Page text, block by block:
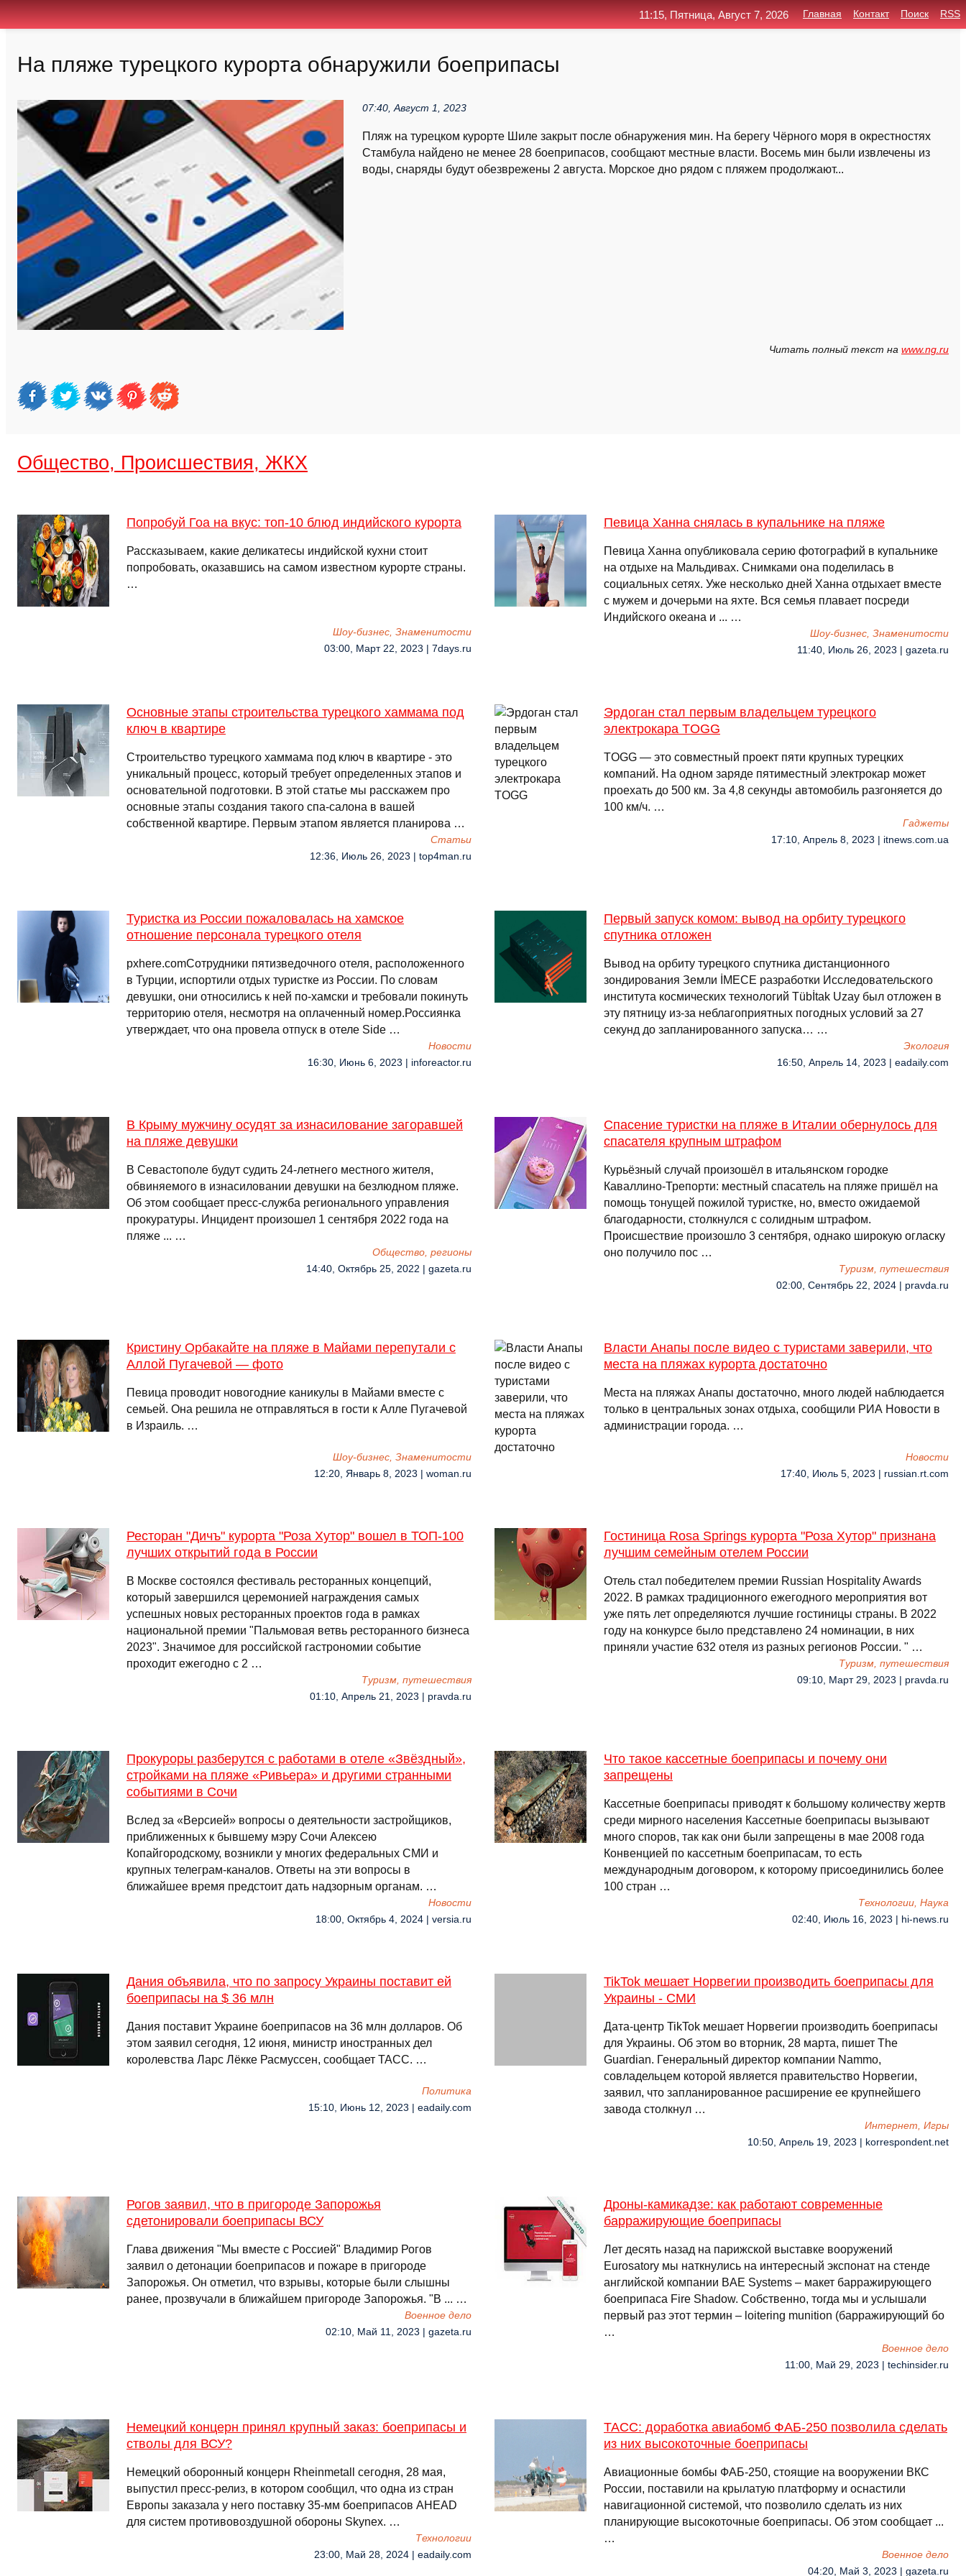
На пляже турецкого курорта обнаружили боеприпасы
07:40, Август 1, 2023
Пляж на турецком курорте Шиле закрыт после обнаружения мин. На берегу Чёрного моря в окрестностях
Стамбула найдено не менее 28 боеприпасов, сообщают местные власти. Восемь мин были извлечены из
воды, снаряды будут обезврежены 2 августа. Морское дно рядом с пляжем продолжают...
Читать полный текст на www.ng.ru
Общество, Происшествия, ЖКХ
Попробуй Гоа на вкус: топ-10 блюд индийского курорта
Рассказываем, какие деликатесы индийской кухни стоит
попробовать, оказавшись на самом известном курорте страны.
…
Шоу-бизнес, Знаменитости
03:00, Март 22, 2023 | 7days.ru
Певица Ханна снялась в купальнике на пляже
Певица Ханна опубликовала серию фотографий в купальнике
на отдыхе на Мальдивах. Снимками она поделилась в
социальных сетях. Уже несколько дней Ханна отдыхает вместе
с мужем и дочерьми на яхте. Вся семья плавает посреди
Индийского океана и ... …
Шоу-бизнес, Знаменитости
11:40, Июль 26, 2023 | gazeta.ru
Основные этапы строительства турецкого хаммама под
ключ в квартире
Строительство турецкого хаммама под ключ в квартире - это
уникальный процесс, который требует определенных этапов и
основательной подготовки. В этой статье мы расскажем про
основные этапы создания такого спа-салона в вашей
собственной квартире. Первым этапом является планирова …
Cтатьи
12:36, Июль 26, 2023 | top4man.ru
Эрдоган стал первым владельцем турецкого
электрокара TOGG
TOGG — это совместный проект пяти крупных турецких
компаний. На одном заряде пятиместный электрокар может
проехать до 500 км. За 4,8 секунды автомобиль разгоняется до
100 км/ч. …
Гаджеты
17:10, Апрель 8, 2023 | itnews.com.ua
Туристка из России пожаловалась на хамское
отношение персонала турецкого отеля
pxhere.comСотрудники пятизведочного отеля, расположенного
в Турции, испортили отдых туристке из России. По словам
девушки, они относились к ней по-хамски и требовали покинуть
территорию отеля, несмотря на оплаченный номер.Россиянка
утверждает, что она провела отпуск в отеле Side …
Новости
16:30, Июнь 6, 2023 | inforeactor.ru
Первый запуск комом: вывод на орбиту турецкого
спутника отложен
Вывод на орбиту турецкого спутника дистанционного
зондирования Земли İMECE разработки Исследовательского
института космических технологий Tübİtak Uzay был отложен в
эту пятницу из-за неблагоприятных погодных условий за 27
секунд до запланированного запуска… …
Экология
16:50, Апрель 14, 2023 | eadaily.com
В Крыму мужчину осудят за изнасилование загоравшей
на пляже девушки
В Севастополе будут судить 24-летнего местного жителя,
обвиняемого в изнасиловании девушки на безлюдном пляже.
Об этом сообщает пресс-служба регионального управления
прокуратуры. Инцидент произошел 1 сентября 2022 года на
пляже ... …
Общество, регионы
14:40, Октябрь 25, 2022 | gazeta.ru
Спасение туристки на пляже в Италии обернулось для
спасателя крупным штрафом
Курьёзный случай произошёл в итальянском городке
Каваллино-Трепорти: местный спасатель на пляже пришёл на
помощь тонущей пожилой туристке, но, вместо ожидаемой
благодарности, столкнулся с солидным штрафом.
Происшествие произошло 3 сентября, однако широкую огласку
оно получило пос …
Туризм, путешествия
02:00, Сентябрь 22, 2024 | pravda.ru
Кристину Орбакайте на пляже в Майами перепутали с
Аллой Пугачевой — фото
Певица проводит новогодние каникулы в Майами вместе с
семьей. Она решила не отправляться в гости к Алле Пугачевой
в Израиль. …
Шоу-бизнес, Знаменитости
12:20, Январь 8, 2023 | woman.ru
Власти Анапы после видео с туристами заверили, что
места на пляжах курорта достаточно
Места на пляжах Анапы достаточно, много людей наблюдается
только в центральных зонах отдыха, сообщили РИА Новости в
администрации города. …
Новости
17:40, Июль 5, 2023 | russian.rt.com
Ресторан "Дичъ" курорта "Роза Хутор" вошел в ТОП-100
лучших открытий года в России
В Москве состоялся фестиваль ресторанных концепций,
который завершился церемонией награждения самых
успешных новых ресторанных проектов года в рамках
национальной премии "Пальмовая ветвь ресторанного бизнеса
2023". Значимое для российской гастрономии событие
проходит ежегодно с 2 …
Туризм, путешествия
01:10, Апрель 21, 2023 | pravda.ru
Гостиница Rosa Springs курорта "Роза Хутор" признана
лучшим семейным отелем России
Отель стал победителем премии Russian Hospitality Awards
2022. В рамках традиционного ежегодного мероприятия вот
уже пять лет определяются лучшие гостиницы страны. В 2022
году на конкурсе было представлено 24 номинации, в них
приняли участие 632 отеля из разных регионов России. " …
Туризм, путешествия
09:10, Март 29, 2023 | pravda.ru
Прокуроры разберутся с работами в отеле «Звёздный»,
стройками на пляже «Ривьера» и другими странными
событиями в Сочи
Вслед за «Версией» вопросы о деятельности застройщиков,
приближенных к бывшему мэру Сочи Алексею
Копайгородскому, возникли у многих федеральных СМИ и
крупных телеграм-каналов. Ответы на эти вопросы в
ближайшее время предстоит дать надзорным органам. …
Новости
18:00, Октябрь 4, 2024 | versia.ru
Что такое кассетные боеприпасы и почему они
запрещены
Кассетные боеприпасы приводят к большому количеству жертв
среди мирного населения Кассетные боеприпасы вызывают
много споров, так как они были запрещены в мае 2008 года
Конвенцией по кассетным боеприпасам, то есть
международным договором, к которому присоединились более
100 стран …
Технологии, Наука
02:40, Июль 16, 2023 | hi-news.ru
Дания объявила, что по запросу Украины поставит ей
боеприпасы на $ 36 млн
Дания поставит Украине боеприпасов на 36 млн долларов. Об
этом заявил сегодня, 12 июня, министр иностранных дел
королевства Ларс Лёкке Расмуссен, сообщает ТАСС. …
Политика
15:10, Июнь 12, 2023 | eadaily.com
TikTok мешает Норвегии производить боеприпасы для
Украины - СМИ
Дата-центр TikTok мешает Норвегии производить боеприпасы
для Украины. Об этом во вторник, 28 марта, пишет The
Guardian. Генеральный директор компании Nammo,
совладельцем которой является правительство Норвегии,
заявил, что запланированное расширение ее крупнейшего
завода столкнул …
Интернет, Игры
10:50, Апрель 19, 2023 | korrespondent.net
Рогов заявил, что в пригороде Запорожья
сдетонировали боеприпасы ВСУ
Глава движения "Мы вместе с Россией" Владимир Рогов
заявил о детонации боеприпасов и пожаре в пригороде
Запорожья. Он отметил, что взрывы, которые были слышны
ранее, прозвучали в ближайшем пригороде Запорожья. "В ... …
Военное дело
02:10, Май 11, 2023 | gazeta.ru
Дроны-камикадзе: как работают современные
барражирующие боеприпасы
Лет десять назад на парижской выставке вооружений
Eurosatory мы наткнулись на интересный экспонат на стенде
английской компании BAE Systems – макет барражирующего
боеприпаса Fire Shadow. Собственно, тогда мы и услышали
первый раз этот термин – loitering munition (барражирующий бо
…
Военное дело
11:00, Май 29, 2023 | techinsider.ru
Немецкий концерн принял крупный заказ: боеприпасы и
стволы для ВСУ?
Немецкий оборонный концерн Rheinmetall сегодня, 28 мая,
выпустил пресс-релиз, в котором сообщил, что одна из стран
Европы заказала у него поставку 35-мм боеприпасов AHEAD
для систем противовоздушной обороны Skynex. …
Технологии
23:00, Май 28, 2024 | eadaily.com
ТАСС: доработка авиабомб ФАБ-250 позволила сделать
из них высокоточные боеприпасы
Авиационные бомбы ФАБ-250, стоящие на вооружении ВКС
России, поставили на крылатую платформу и оснастили
навигационной системой, что позволило сделать из них
планирующие высокоточные боеприпасы. Об этом сообщает ...
…
Военное дело
04:20, Май 3, 2023 | gazeta.ru
11:15, Пятница, Август 7, 2026 Главная Контакт Поиск RSS